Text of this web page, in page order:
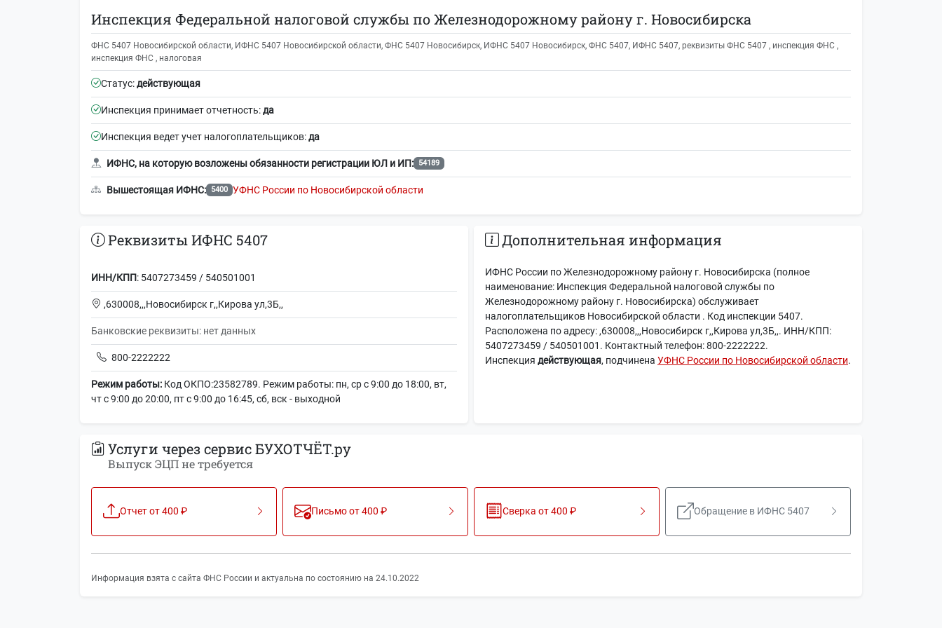
Инспекция Федеральной налоговой службы по Железнодорожному району г. Новосибирска
ФНС 5407 Новосибирской области, ИФНС 5407 Новосибирской области, ФНС 5407 Новосибирск, ИФНС 5407 Новосибирск, ФНС 5407, ИФНС 5407, реквизиты ФНС 5407 , инспекция ФНС ,
инспекция ФНС , налоговая
Статус:действующая
Инспекция принимает отчетность:да
Инспекция ведет учет налогоплательщиков:да
ИФНС, на которую возложены обязанности регистрации ЮЛ и ИП: 54189
Вышестоящая ИФНС: 5400 УФНС России по Новосибирской области
Реквизиты ИФНС 5407
ИНН/КПП: 5407273459 / 540501001
,630008,,,Новосибирск г,,Кирова ул,3Б,,
Банковские реквизиты: нет данных
800-2222222
Режим работы: Код ОКПО:23582789. Режим работы: пн, ср с 9:00 до 18:00, вт,
чт с 9:00 до 20:00, пт с 9:00 до 16:45, сб, вск - выходной
Дополнительная информация
ИФНС России по Железнодорожному району г. Новосибирска (полное
наименование: Инспекция Федеральной налоговой службы по
Железнодорожному району г. Новосибирска) обслуживает
налогоплательщиков Новосибирской области . Код инспекции 5407.
Расположена по адресу: ,630008,,,Новосибирск г,,Кирова ул,3Б,,. ИНН/КПП:
5407273459 / 540501001. Контактный телефон: 800-2222222.
Инспекция действующая, подчинена УФНС России по Новосибирской области.
Услуги через сервис БУХОТЧЁТ.ру
Выпуск ЭЦП не требуется
Отчет от 400 ₽ Письмо от 400 ₽ Сверка от 400 ₽ Обращение в ИФНС 5407
Информация взята с сайта ФНС России и актуальна по состоянию на 24.10.2022